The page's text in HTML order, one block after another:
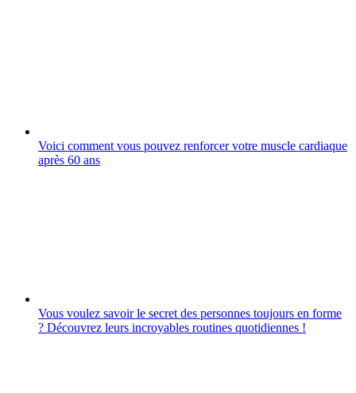
Voici comment vous pouvez renforcer votre muscle cardiaque
après 60 ans
Vous voulez savoir le secret des personnes toujours en forme
? Découvrez leurs incroyables routines quotidiennes !